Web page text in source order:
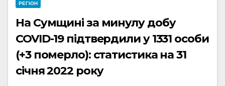
РЕГІОН
На Сумщині за минулу добу
COVID-19 підтвердили у 1331 особи
(+3 померло): статистика на 31
січня 2022 року